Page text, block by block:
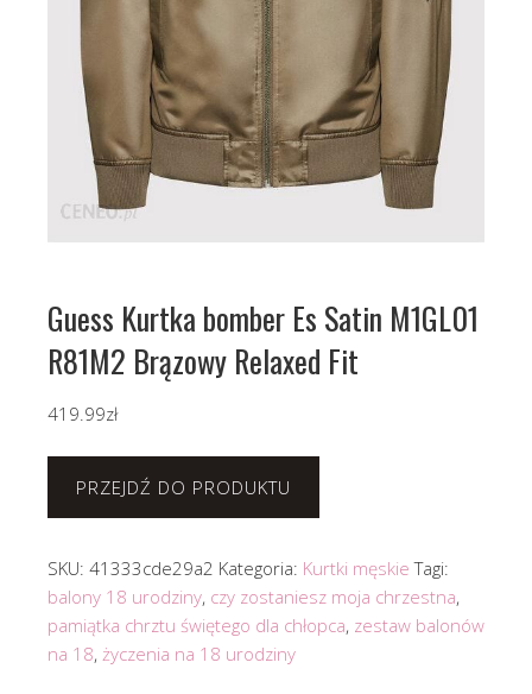
Guess Kurtka bomber Es Satin M1GL01
R81M2 Brązowy Relaxed Fit
419.99zł
PRZEJDŹ DO PRODUKTU
SKU: 41333cde29a2 Kategoria: Kurtki męskie Tagi:
balony 18 urodziny, czy zostaniesz moja chrzestna,
pamiątka chrztu świętego dla chłopca, zestaw balonów
na 18, życzenia na 18 urodziny